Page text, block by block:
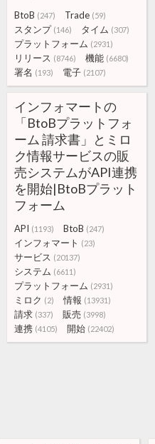
BtoB (247) Trade (59)
スタンプ (146) タイム (307)
プラットフォーム (2931)
リリース (8746) 機能 (6680)
署名 (193) 電子 (2107)
インフォマートの
「BtoBプラットフォ
ーム 請求書」とミロ
ク情報サービスの販
売システムがAPI連携
を開始|BtoBプラット
フォーム
API (1193) BtoB (247)
インフォマート (23)
サービス (20137)
システム (6611)
プラットフォーム (2931)
ミロク (2) 情報 (13931)
請求 (337) 販売 (3998)
連携 (4105) 開始 (22402)